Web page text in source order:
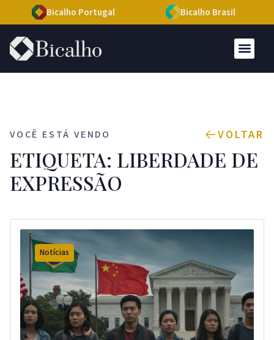
Bicalho Portugal Bicalho Brasil
VOCÊ ESTÁ VENDO VOLTAR
ETIQUETA: LIBERDADE DE
EXPRESSÃO
Notícias